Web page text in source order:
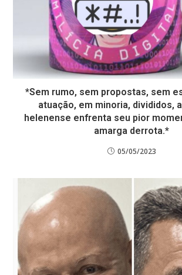
*Sem rumo, sem propostas, sem
atuação, em minoria, divididos,
helenense enfrenta seu pior
amarga derrota.*
05/05/2023